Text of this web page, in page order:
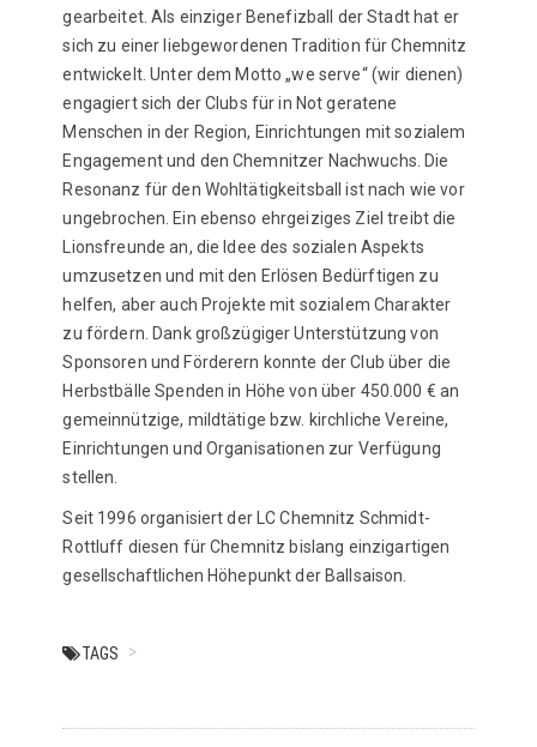
gearbeitet. Als einziger Benefizball der Stadt hat er
sich zu einer liebgewordenen Tradition für Chemnitz
entwickelt. Unter dem Motto „we serve“ (wir dienen)
engagiert sich der Clubs für in Not geratene
Menschen in der Region, Einrichtungen mit sozialem
Engagement und den Chemnitzer Nachwuchs. Die
Resonanz für den Wohltätigkeitsball ist nach wie vor
ungebrochen. Ein ebenso ehrgeiziges Ziel treibt die
Lionsfreunde an, die Idee des sozialen Aspekts
umzusetzen und mit den Erlösen Bedürftigen zu
helfen, aber auch Projekte mit sozialem Charakter
zu fördern. Dank großzügiger Unterstützung von
Sponsoren und Förderern konnte der Club über die
Herbstbälle Spenden in Höhe von über 450.000 € an
gemeinnützige, mildtätige bzw. kirchliche Vereine,
Einrichtungen und Organisationen zur Verfügung
stellen.
Seit 1996 organisiert der LC Chemnitz Schmidt-
Rottluff diesen für Chemnitz bislang einzigartigen
gesellschaftlichen Höhepunkt der Ballsaison.
TAGS